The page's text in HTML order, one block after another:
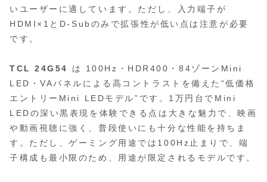
いユーザーに適しています。ただし、入力端子が
HDMI×1とD‑Subのみで拡張性が低い点は注意が必要
です。
TCL 24G54
は 100Hz・HDR400・84ゾーンMini
LED・VAパネルによる高コントラストを備えた“低価格
エントリーMini LEDモデル”です。1万円台でMini
LEDの深い黒表現を体験できる点は大きな魅力で、映画
や動画視聴に強く、普段使いにも十分な性能を持ちま
す。ただし、ゲーミング用途では100Hz止まりで、端
子構成も最小限のため、用途が限定されるモデルです。